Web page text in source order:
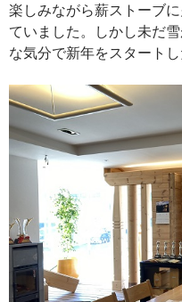
楽しみながら薪ストーブ
ていました。しかし未だ
な気分で新年をスタートし